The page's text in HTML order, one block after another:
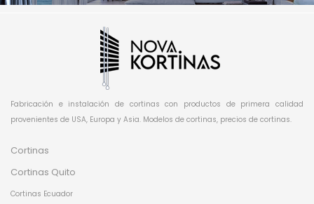
Fabricación e instalación de cortinas con productos de primera calidad
provenientes de USA, Europa y Asia. Modelos de cortinas, precios de cortinas.
Cortinas
Cortinas Quito
Cortinas Ecuador